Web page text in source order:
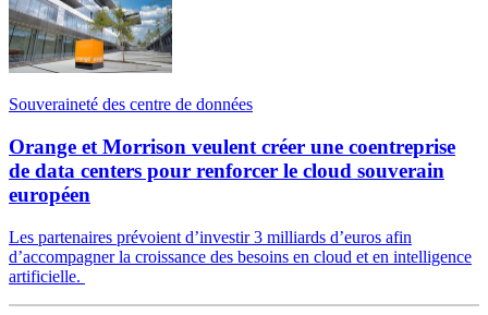
Souveraineté des centre de données
Orange et Morrison veulent créer une coentreprise
de data centers pour renforcer le cloud souverain
européen
Les partenaires prévoient d’investir 3 milliards d’euros afin
d’accompagner la croissance des besoins en cloud et en intelligence
artificielle.